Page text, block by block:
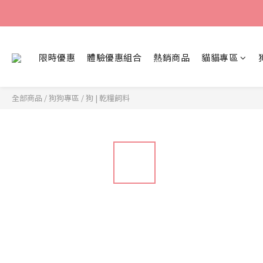
限時優惠 體驗優惠組合 熱銷商品 貓貓專區
全部商品 /狗狗專區 /狗 | 乾糧飼料